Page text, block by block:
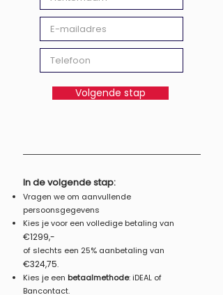
Volgende stap
In de volgende stap:
Vragen we om aanvullende
persoonsgegevens
Kies je voor een volledige betaling van
€1299,-
of slechts een 25% aanbetaling van
€324,75.
Kies je een betaalmethode: iDEAL of
Bancontact.